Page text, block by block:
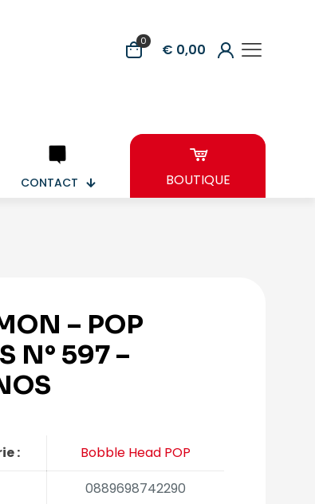
0 € 0,00
CONTACT BOUTIQUE
– POP
N° 597 –
:
Bobble Head POP
0889698742290